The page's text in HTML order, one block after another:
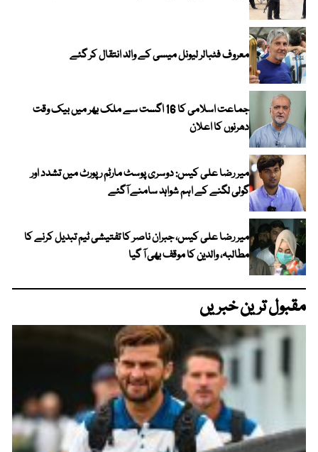
معروف فٹبالر لیونل میسی کے والد انتقال کر گئے
جماعت اسلامی کا 16 اگست سے ملک بھر میں بیک وقت
دھرنوں کا اعلان
میر رضا علی کیس: دوسری پوسٹ مارٹم رپورٹ میں تشدد اور
گولی لگنے کے اہم شواہد سامنے آگئے
میر رضا علی کیس، جبران ناصر کا تفتیشی ٹیم تبدیل کرنے کا
مطالبہ، والدین کا موقف بھی آ گیا
مقبول ترین خبریں